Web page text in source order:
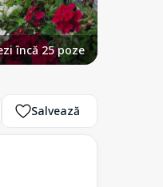
încă 25 poze
Salvează